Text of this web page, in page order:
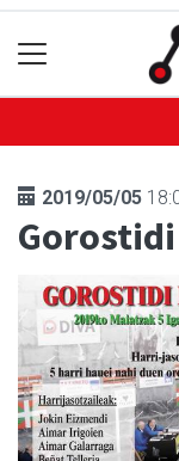
2019/05/05